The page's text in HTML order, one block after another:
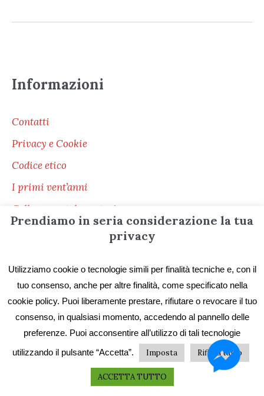
Informazioni
Contatti
Privacy e Cookie
Codice etico
I primi vent’anni
Collane e catalogo storico
Servizi ai lettori
Distribuzione
Le librerie di ZONA
Pubblica con ZONA
Pubblica in selfpublishing
Prendiamo in seria considerazione la tua
privacy
Utilizziamo cookie o tecnologie simili per finalità tecniche e, con il
tuo consenso, anche per altre finalità, come specificato nella
cookie policy. Puoi liberamente prestare, rifiutare o revocare il tuo
consenso, in qualsiasi momento, accedendo al pannello delle
preferenze. Puoi acconsentire all’utilizzo di tali tecnologie
utilizzando il pulsante “Accetta”.
Imposta Rifiuta tutto
ACCETTA TUTTO